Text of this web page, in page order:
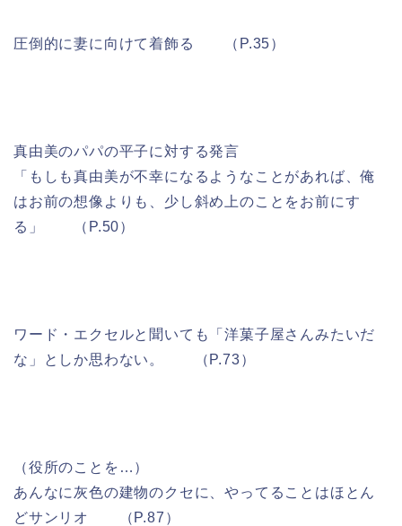
圧倒的に妻に向けて着飾る （P.35）
真由美のパパの平子に対する発言
「もしも真由美が不幸になるようなことがあれば、俺
はお前の想像よりも、少し斜め上のことをお前にす
る」 （P.50）
ワード・エクセルと聞いても「洋菓子屋さんみたいだ
な」としか思わない。 （P.73）
（役所のことを…）
あんなに灰色の建物のクセに、やってることはほとん
どサンリオ （P.87）